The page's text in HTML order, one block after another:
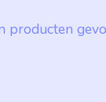
producten